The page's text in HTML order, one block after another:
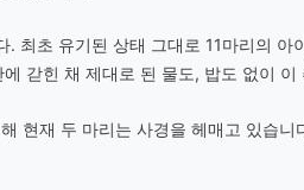
최초 유기된 상태 그대로 11마리의
갇힌 채 제대로 된 물도, 밥도 없이
현재 두 마리는 사경을 헤매고 있습